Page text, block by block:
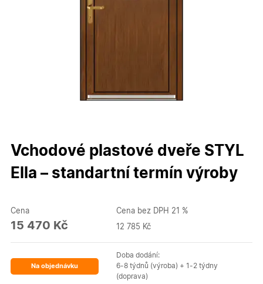
Vchodové plastové dveře STYL
Ella – standartní termín výroby
Cena
15 470 Kč
Cena bez DPH 21 %
12 785 Kč
Na objednávku
Doba dodání:
6-8 týdnů (výroba) + 1-2 týdny
(doprava)